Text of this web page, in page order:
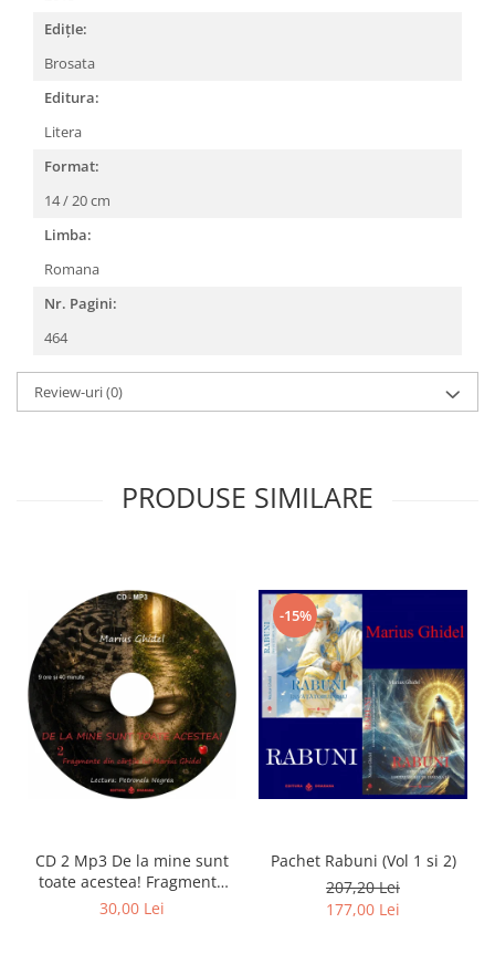
EdițIe:
Brosata
Editura:
Litera
Format:
14 / 20 cm
Limba:
Romana
Nr. Pagini:
464
Review-uri(0)
PRODUSE SIMILARE
CD 2 Mp3 De la mine sunt
toate acestea! Fragmente
din cărțile lui Marius Ghidel
30,00 Lei
-15%
Pachet Rabuni (Vol 1 si 2)
207,20 Lei
177,00 Lei